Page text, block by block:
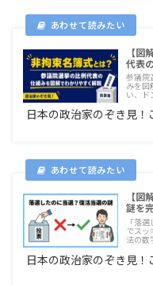
【
代表
参議院
みを図
い、ド
日本の政治家のぞき見！
【
謎を
「落
でスッ
法の数
日本の政治家のぞき見！